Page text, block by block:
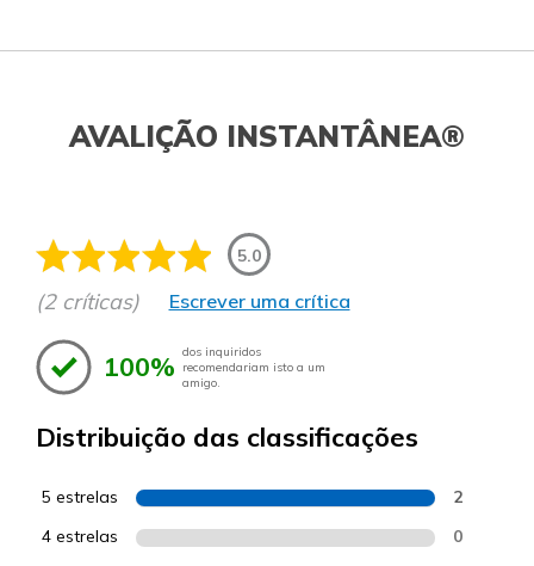
AVALIÇÃO INSTANTÂNEA®
5.0
(2 críticas) Escrever uma crítica
100% dos inquiridos
recomendariam isto a um
amigo.
Distribuição das classificações
5 estrelas 2
4 estrelas 0